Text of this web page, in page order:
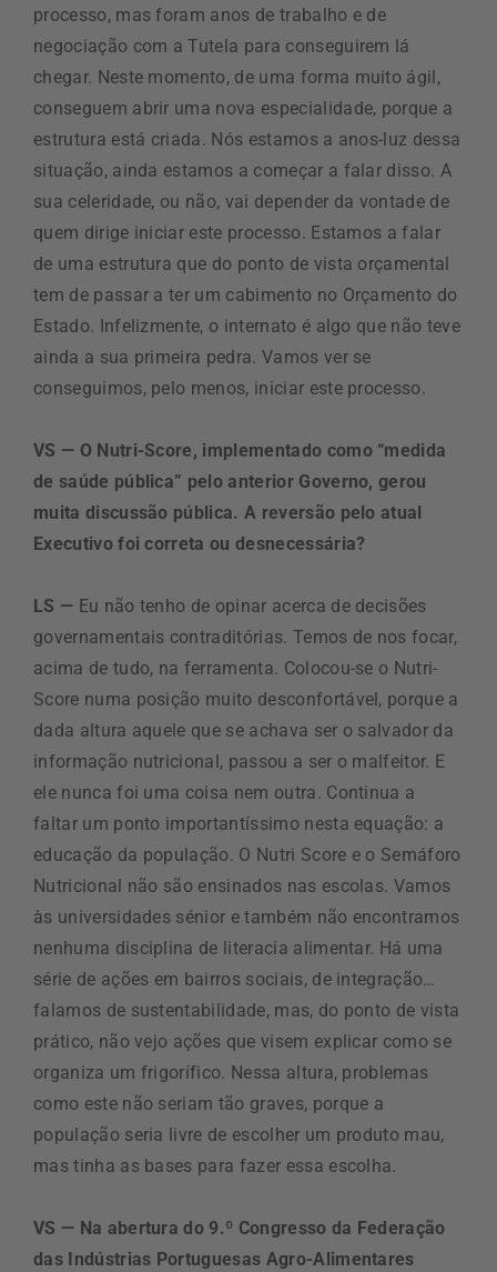
processo, mas foram anos de trabalho e de
negociação com a Tutela para conseguirem lá
chegar. Neste momento, de uma forma muito ágil,
conseguem abrir uma nova especialidade, porque a
estrutura está criada. Nós estamos a anos-luz dessa
situação, ainda estamos a começar a falar disso. A
sua celeridade, ou não, vai depender da vontade de
quem dirige iniciar este processo. Estamos a falar
de uma estrutura que do ponto de vista orçamental
tem de passar a ter um cabimento no Orçamento do
Estado. Infelizmente, o internato é algo que não teve
ainda a sua primeira pedra. Vamos ver se
conseguimos, pelo menos, iniciar este processo.
VS — O Nutri-Score, implementado como “medida
de saúde pública” pelo anterior Governo, gerou
muita discussão pública. A reversão pelo atual
Executivo foi correta ou desnecessária?
LS — Eu não tenho de opinar acerca de decisões
governamentais contraditórias. Temos de nos focar,
acima de tudo, na ferramenta. Colocou-se o Nutri-
Score numa posição muito desconfortável, porque a
dada altura aquele que se achava ser o salvador da
informação nutricional, passou a ser o malfeitor. E
ele nunca foi uma coisa nem outra. Continua a
faltar um ponto importantíssimo nesta equação: a
educação da população. O Nutri Score e o Semáforo
Nutricional não são ensinados nas escolas. Vamos
às universidades sénior e também não encontramos
nenhuma disciplina de literacia alimentar. Há uma
série de ações em bairros sociais, de integração…
falamos de sustentabilidade, mas, do ponto de vista
prático, não vejo ações que visem explicar como se
organiza um frigorífico. Nessa altura, problemas
como este não seriam tão graves, porque a
população seria livre de escolher um produto mau,
mas tinha as bases para fazer essa escolha.
VS — Na abertura do 9.º Congresso da Federação
das Indústrias Portuguesas Agro-Alimentares